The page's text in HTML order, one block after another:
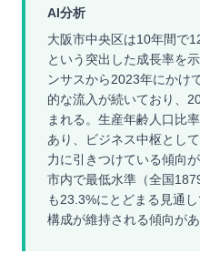
AI分析
大阪市中央区は10年間で
という突出した成長率を
ンサスから2023年にかけ
的な流入が続いており、
まれる。生産年齢人口比
あり、ビジネス中枢とし
力に引きつけている傾向
市内で最低水準（全国
も23.3%にとどまる見通
構成が維持される傾向があ